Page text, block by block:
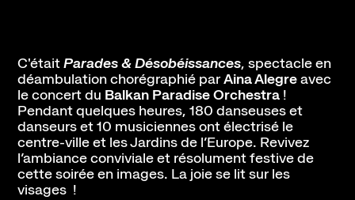
C'étaitParades & Désobéissances, spectacle en
déambulation chorégraphié parAina Alegreavec
le concert du Balkan Paradise Orchestra!
Pendant quelques heures, 180 danseuses et
danseurs et 10 musiciennes ont électrisé le
centre-ville et les Jardins de l’Europe. Revivez
l’ambiance conviviale et résolument festive de
cette soirée en images. La joie se lit sur les
visages !